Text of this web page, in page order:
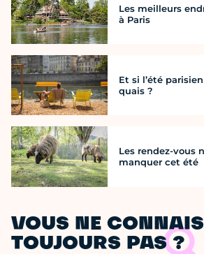
Les meilleurs
à Paris
Et si l’été
quais ?
Les rendez-vous
manquer cet été
VOUS NE
TOUJOURS PAS ?